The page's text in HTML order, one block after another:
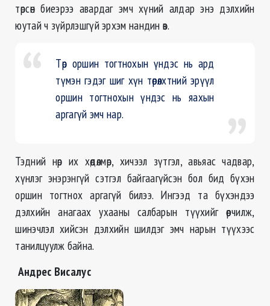
төрсөн биеэрээ авардаг эмч хүний алдар энэ дэлхийн
юутай ч зүйрлэшгүй эрхэм нандин өв.
Төр оршин тогтнохын үндэс нь ард
түмэн гэдэг шиг хүн төрөлхтний эрүүл
оршин тогтнохын үндэс нь яахын
аргагүй эмч нар.
Тэдний нөр их хөдөлмөр, хичээл зүтгэл, авьяас чадвар,
хүнлэг энэрэнгүй сэтгэл байгаагүйсэн бол бид бүхэн
оршин тогтнох аргагүй билээ. Ингээд та бүхэндээ
дэлхийн анагаах ухааны салбарын түүхийг өөрчилж,
шинэчлэл хийсэн дэлхийн шилдэг эмч нарын түүхээс
танилцуулж байна.
Андрес Висалус